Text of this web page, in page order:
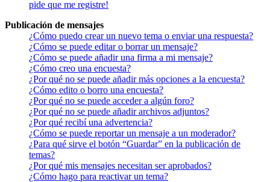
pide que me registre!
Publicación de mensajes
¿Cómo puedo crear un nuevo tema o enviar una respuesta?
¿Cómo se puede editar o borrar un mensaje?
¿Cómo se puede añadir una firma a mi mensaje?
¿Cómo creo una encuesta?
¿Por qué no se puede añadir más opciones a la encuesta?
¿Cómo edito o borro una encuesta?
¿Por qué no se puede acceder a algún foro?
¿Por qué no se puede añadir archivos adjuntos?
¿Por qué recibí una advertencia?
¿Cómo se puede reportar un mensaje a un moderador?
¿Para qué sirve el botón “Guardar” en la publicación de
temas?
¿Por qué mis mensajes necesitan ser aprobados?
¿Cómo hago para reactivar un tema?